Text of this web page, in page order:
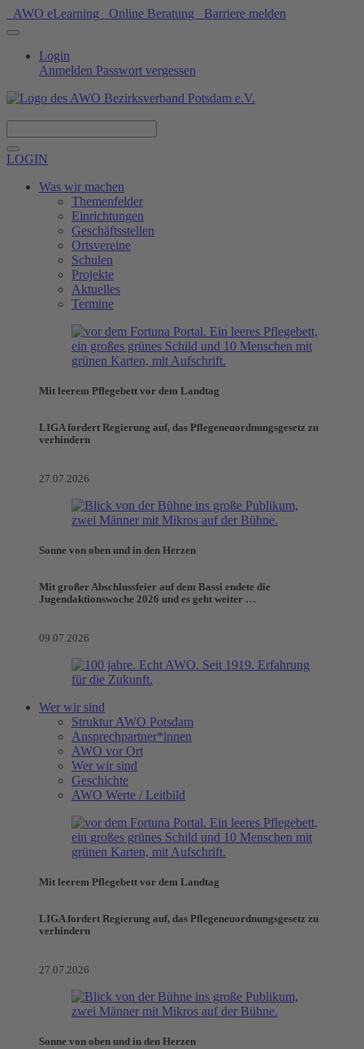
AWO eLearning Online Beratung Barriere melden
Login
Anmelden Passwort vergessen
LOGIN
Was wir machen
Themenfelder
Einrichtungen
Geschäftsstellen
Ortsvereine
Schulen
Projekte
Aktuelles
Termine
Mit leerem Pflegebett vor dem Landtag
LIGA fordert Regierung auf, das Pflegeneuordnungsgesetz zu
verhindern
27.07.2026
Sonne von oben und in den Herzen
Mit großer Abschlussfeier auf dem Bassi endete die
Jugendaktionswoche 2026 und es geht weiter …
09.07.2026
Wer wir sind
Struktur AWO Potsdam
Ansprechpartner*innen
AWO vor Ort
Wer wir sind
Geschichte
AWO Werte / Leitbild
Mit leerem Pflegebett vor dem Landtag
LIGA fordert Regierung auf, das Pflegeneuordnungsgesetz zu
verhindern
27.07.2026
Sonne von oben und in den Herzen